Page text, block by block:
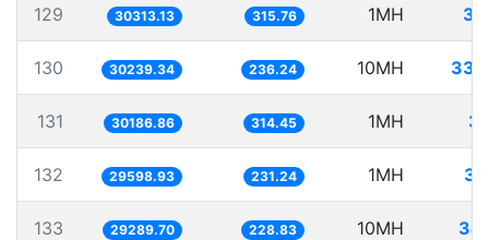
129 30313.13 315.76 1MH
130 30239.34 236.24 10MH
131 30186.86 314.45 1MH
132 29598.93 231.24 1MH
133 29289.70 228.83 10MH